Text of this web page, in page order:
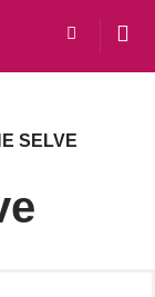
SELVE